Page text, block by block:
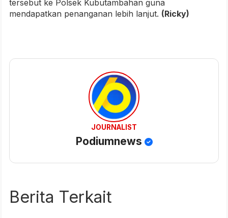
tersebut ke Polsek Kubutambahan guna
mendapatkan penanganan lebih lanjut. (Ricky)
JOURNALIST
Podiumnews
Berita Terkait